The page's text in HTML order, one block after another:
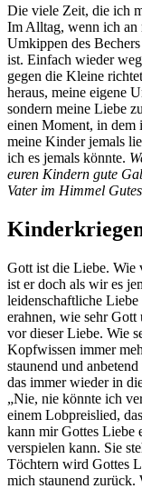
Die viele Zeit, die ich
Im Alltag, wenn ich an
Umkippen des
ist. Einfach wieder
gegen die Kleine
heraus, meine eigene
sondern meine Liebe
einen Moment, in dem
meine Kinder jemals
ich es jemals könnte.
euren Kindern gute
Vater im Himmel
Gott ist die Liebe. Wie
ist er doch als wir es
leidenschaftliche
erahnen, wie sehr Gott
vor dieser Liebe. Wie
Kopfwissen immer
staunend und
das immer wieder in
„Nie, nie könnte ich
einem Lobpreislied,
kann mir Gottes Liebe
verspielen kann. Sie
Töchtern wird Gottes
mich staunend zurück.